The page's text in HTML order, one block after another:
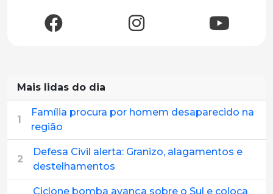
Mais lidas do dia
1
Família procura por homem desaparecido na
região
2
Defesa Civil alerta: Granizo, alagamentos e
destelhamentos
Ciclone bomba avança sobre o Sul e coloca